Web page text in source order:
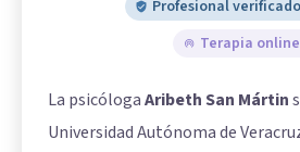
Profesional verificado
Terapia online
La psicólogaAribeth San Mártin
Universidad Autónoma de